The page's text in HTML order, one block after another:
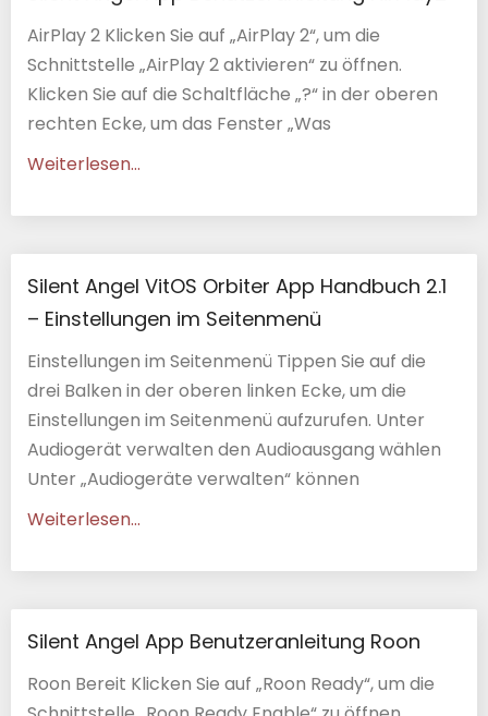
AirPlay 2 Klicken Sie auf „AirPlay 2“, um die
Schnittstelle „AirPlay 2 aktivieren“ zu öffnen.
Klicken Sie auf die Schaltfläche „?“ in der oberen
rechten Ecke, um das Fenster „Was
Weiterlesen...
Silent Angel VitOS Orbiter App Handbuch 2.1
– Einstellungen im Seitenmenü
Einstellungen im Seitenmenü Tippen Sie auf die
drei Balken in der oberen linken Ecke, um die
Einstellungen im Seitenmenü aufzurufen. Unter
Audiogerät verwalten den Audioausgang wählen
Unter „Audiogeräte verwalten“ können
Weiterlesen...
Silent Angel App Benutzeranleitung Roon
Roon Bereit Klicken Sie auf „Roon Ready“, um die